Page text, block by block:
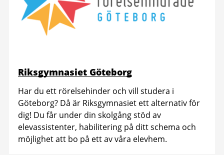
Riksgymnasiet Göteborg
Har du ett rörelsehinder och vill studera i
Göteborg? Då är Riksgymnasiet ett alternativ för
dig! Du får under din skolgång stöd av
elevassistenter, habilitering på ditt schema och
möjlighet att bo på ett av våra elevhem.